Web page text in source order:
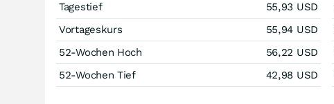
Tagestief
55,93 USD
Vortageskurs
55,94 USD
52-Wochen Hoch
56,22 USD
52-Wochen Tief
42,98 USD